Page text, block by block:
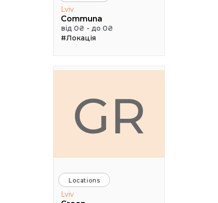
Lviv
Communa
від 0₴ - до 0₴
#Локація
GR
Locations
Lviv